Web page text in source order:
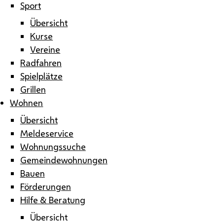
Sport
Übersicht
Kurse
Vereine
Radfahren
Spielplätze
Grillen
Wohnen
Übersicht
Meldeservice
Wohnungssuche
Gemeindewohnungen
Bauen
Förderungen
Hilfe & Beratung
Übersicht